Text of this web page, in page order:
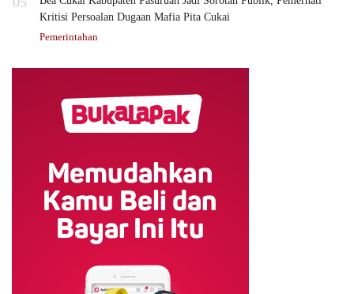
Kritisi Persoalan Dugaan Mafia Pita Cukai
Pemerintahan